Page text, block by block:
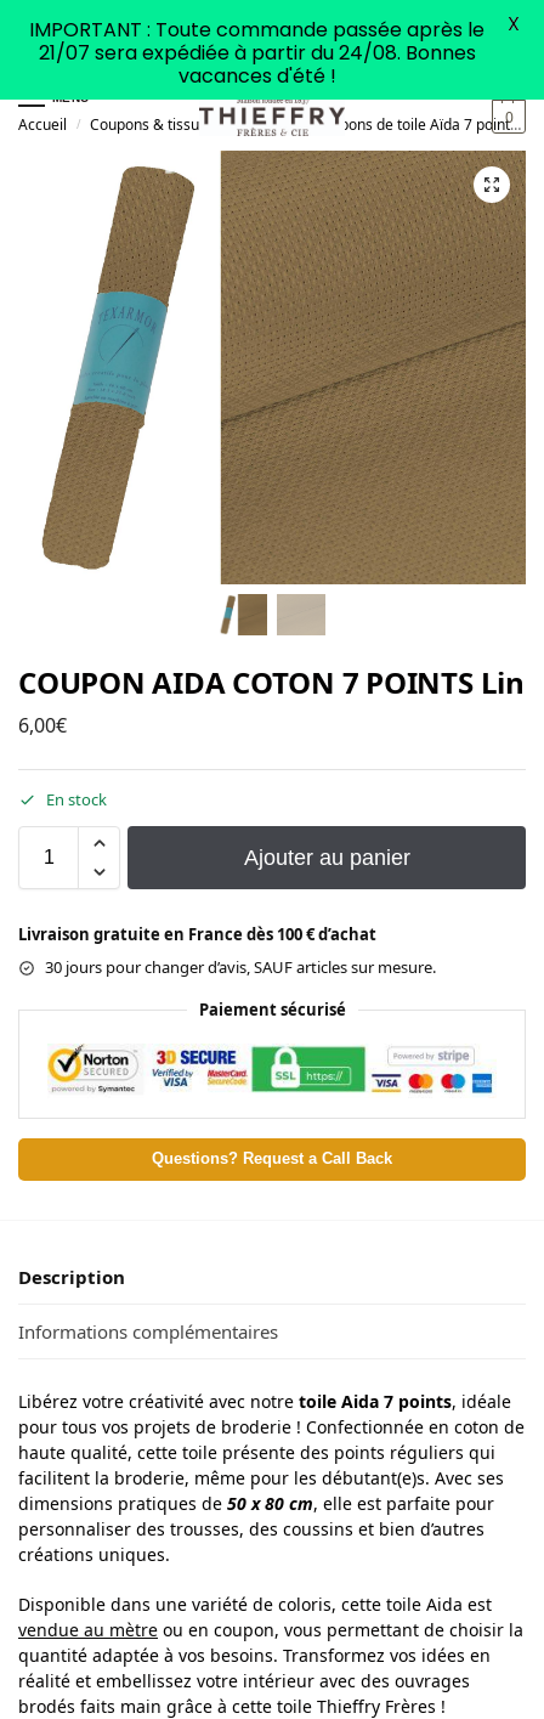
MENU
0
Accueil / Coupons & tissus / Coupons Coupons de toile Aïda 7 points (50x80cm)
COUPON AIDA COTON 7 POINTS Lin
6,00€
En stock
Ajouter au panier
Livraison gratuite en France dès 100 € d’achat
30 jours pour changer d’avis, SAUF articles sur mesure.
Paiement sécurisé
Questions? Request a Call Back
Description
Informations complémentaires
Libérez votre créativité avec notre toile Aida 7 points, idéale
pour tous vos projets de broderie ! Confectionnée en coton de
haute qualité, cette toile présente des points réguliers qui
facilitent la broderie, même pour les débutant(e)s. Avec ses
dimensions pratiques de 50 x 80 cm, elle est parfaite pour
personnaliser des trousses, des coussins et bien d’autres
créations uniques.
Disponible dans une variété de coloris, cette toile Aida est
vendue au mètre ou en coupon, vous permettant de choisir la
quantité adaptée à vos besoins. Transformez vos idées en
réalité et embellissez votre intérieur avec des ouvrages
brodés faits main grâce à cette toile Thieffry Frères !
IMPORTANT : Toute commande passée après le
21/07 sera expédiée à partir du 24/08. Bonnes
vacances d'été !
X